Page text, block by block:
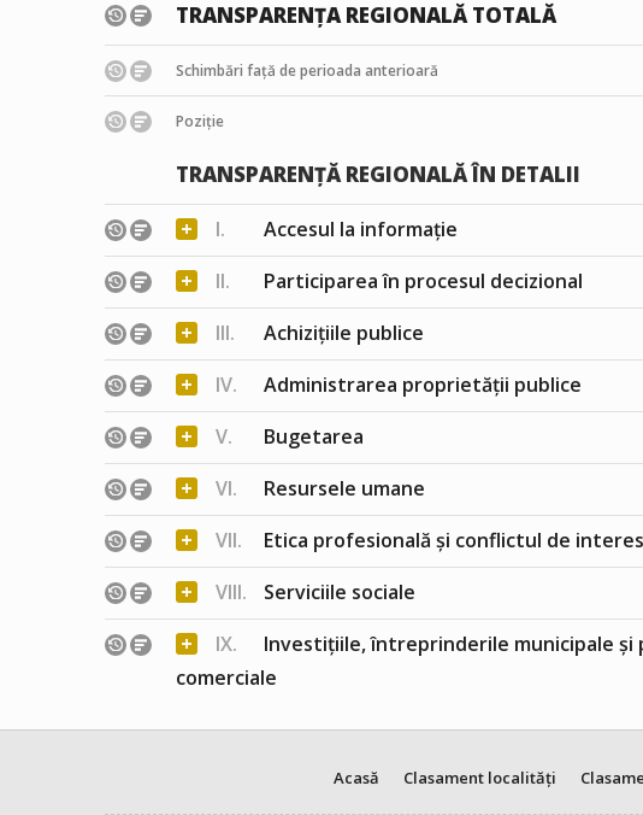
TRANSPARENȚA REGIONALĂ TOTALĂ
Schimbări față de perioada anterioară
Poziție
TRANSPARENȚĂ REGIONALĂ ÎN DETALII
+ I. Accesul la informație
+ II. Participarea în procesul decizional
+ III. Achizițiile publice
+ IV. Administrarea proprietății publice
+ V. Bugetarea
+ VI. Resursele umane
+ VII. Etica profesională și conflictul de
+ VIII. Serviciile sociale
+ IX.
Investițiile, întreprinderile municipale și
comerciale
Acasă Clasament localități